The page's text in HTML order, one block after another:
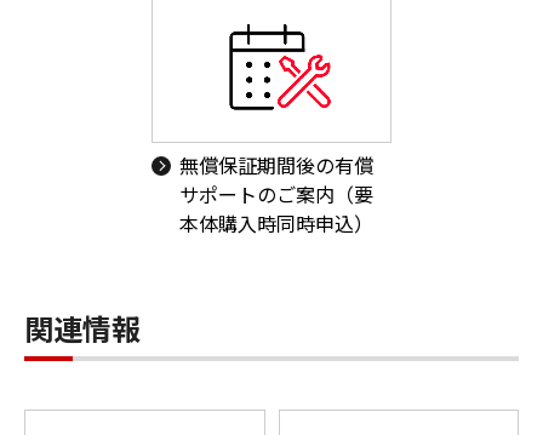
無償保証期間後の有償
サポートのご案内（要
本体購入時同時申込）
関連情報